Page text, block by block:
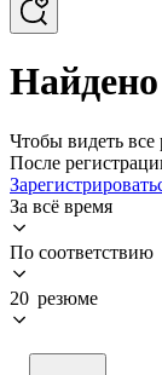
Чтобы видеть все
После
За всё время
По соответствию
20 резюме